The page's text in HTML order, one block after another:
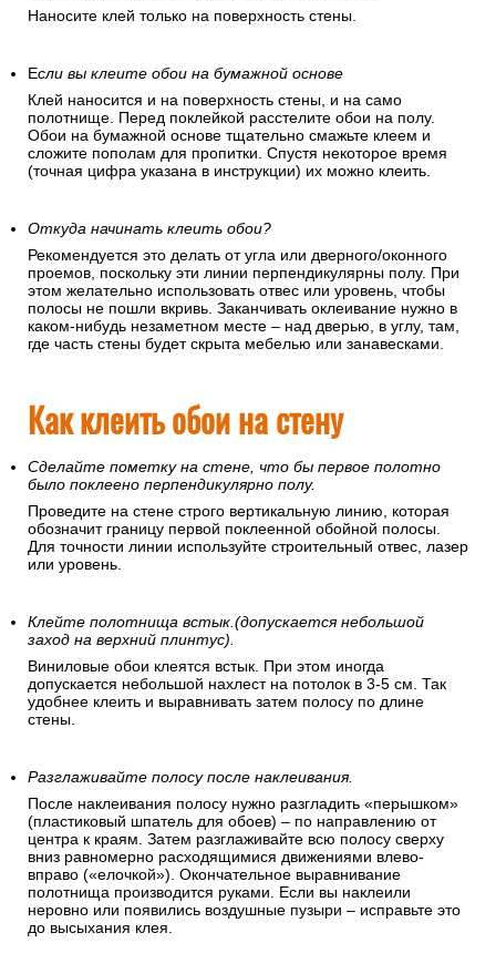
Наносите клей только на поверхность стены.
Если вы клеите обои на бумажной основе
Клей наносится и на поверхность стены, и на само
полотнище. Перед поклейкой расстелите обои на полу.
Обои на бумажной основе тщательно смажьте клеем и
сложите пополам для пропитки. Спустя некоторое время
(точная цифра указана в инструкции) их можно клеить.
Откуда начинать клеить обои?
Рекомендуется это делать от угла или дверного/оконного
проемов, поскольку эти линии перпендикулярны полу. При
этом желательно использовать отвес или уровень, чтобы
полосы не пошли вкривь. Заканчивать оклеивание нужно в
каком-нибудь незаметном месте – над дверью, в углу, там,
где часть стены будет скрыта мебелью или занавесками.
Как клеить обои на стену
Сделайте пометку на стене, что бы первое полотно
было поклеено перпендикулярно полу.
Проведите на стене строго вертикальную линию, которая
обозначит границу первой поклеенной обойной полосы.
Для точности линии используйте строительный отвес, лазер
или уровень.
Клейте полотнища встык.(допускается небольшой
заход на верхний плинтус).
Виниловые обои клеятся встык. При этом иногда
допускается небольшой нахлест на потолок в 3-5 см. Так
удобнее клеить и выравнивать затем полосу по длине
стены.
Разглаживайте полосу после наклеивания.
После наклеивания полосу нужно разгладить «перышком»
(пластиковый шпатель для обоев) – по направлению от
центра к краям. Затем разглаживайте всю полосу сверху
вниз равномерно расходящимися движениями влево-
вправо («елочкой»). Окончательное выравнивание
полотнища производится руками. Если вы наклеили
неровно или появились воздушные пузыри – исправьте это
до высыхания клея.